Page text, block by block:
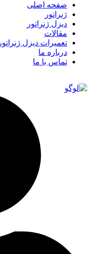
صفحه اصلی
ژنراتور
دیزل ژنراتور
مقالات
تعمیرات دیزل ژنراتور
درباره ما
تماس با ما